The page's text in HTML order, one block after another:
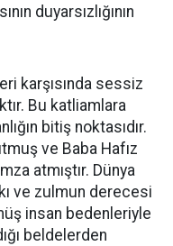
duyarsızlığının
karşısında sessiz
Bu katliamlara
bitiş noktasıdır.
ve Baba Hafız
atmıştır. Dünya
ve zulmun derecesi
insan bedenleriyle
beldelerden